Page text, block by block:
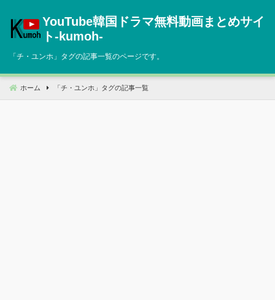
へ
動
YouTube韓国ドラマ無料動画まとめサイ
ト‐kumoh‐
「チ・ユンホ 」タグの記事一覧のページです。
ホーム 「 チ・ユンホ 」タグの記事一覧